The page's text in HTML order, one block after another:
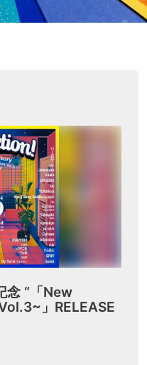
念 “「New
」RELEASE